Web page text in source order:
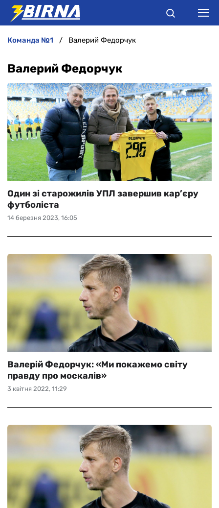
АНАЛІТИКА
ІНТЕРВ'Ю
РІЗНЕ
БУКМЕКЕРИ
команда №1 Валерий Федорчук
Валерий Федорчук
14 березня 2023, 16:05
Один зі старожилів УПЛ завершив кар’єру
футболіста
3 квітня 2022, 11:29
Валерій Федорчук: «Ми покажемо світу
правду про москалів»